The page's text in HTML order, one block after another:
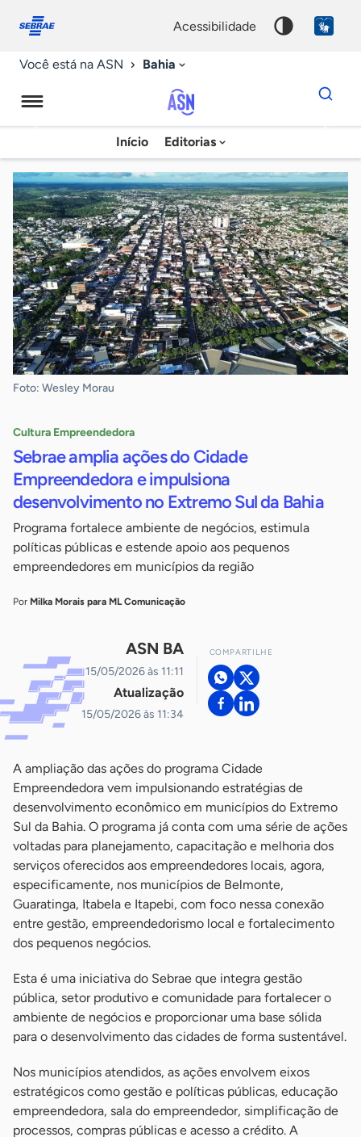
conosco
acessibilidade
Você está na ASN Bahia
Agência
Sebrae
de
Notícias
Início Editorias
Dados
para
chave
Foto: Wesley Morau
Cultura Empreendedora
Sebrae amplia ações do Cidade
Empreendedora e impulsiona
desenvolvimento no Extremo Sul da Bahia
Programa fortalece ambiente de negócios, estimula
políticas públicas e estende apoio aos pequenos
empreendedores em municípios da região
Por Milka Morais para ML Comunicação
ASN BA
15/05/2026 às 11:11
Atualização
15/05/2026 às 11:34
COMPARTILHE
A ampliação das ações do programa Cidade
Empreendedora vem impulsionando estratégias de
desenvolvimento econômico em municípios do Extremo
Sul da Bahia. O programa já conta com uma série de ações
voltadas para planejamento, capacitação e melhoria dos
serviços oferecidos aos empreendedores locais, agora,
especificamente, nos municípios de Belmonte,
Guaratinga, Itabela e Itapebi, com foco nessa conexão
entre gestão, empreendedorismo local e fortalecimento
dos pequenos negócios.
Esta é uma iniciativa do Sebrae que integra gestão
pública, setor produtivo e comunidade para fortalecer o
ambiente de negócios e proporcionar uma base sólida
para o desenvolvimento das cidades de forma sustentável.
Nos municípios atendidos, as ações envolvem eixos
estratégicos como gestão e políticas públicas, educação
empreendedora, sala do empreendedor, simplificação de
processos, compras públicas e acesso a crédito. A